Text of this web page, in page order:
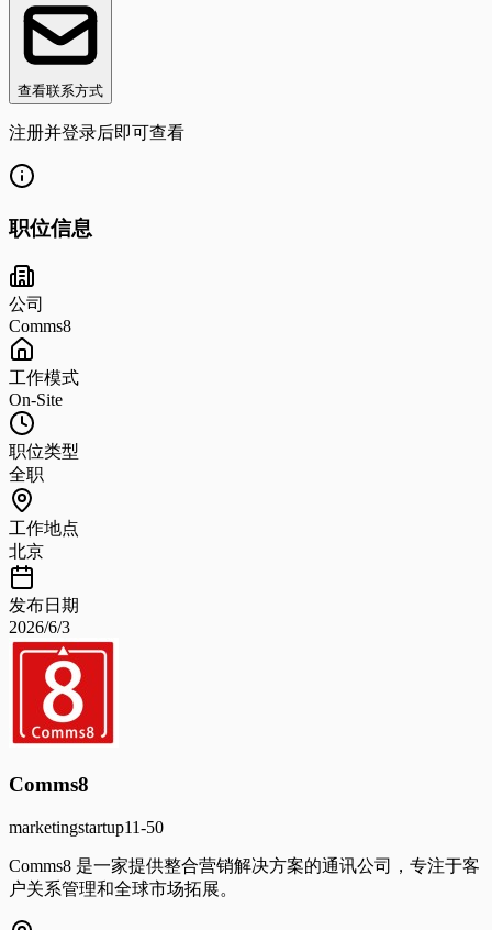
查看联系方式
注册并登录后即可查看
职位信息
公司
Comms8
工作模式
On-Site
职位类型
全职
工作地点
北京
发布日期
2026/6/3
Comms8
marketingstartup11-50
Comms8 是一家提供整合营销解决方案的通讯公司，专注于客
户关系管理和全球市场拓展。